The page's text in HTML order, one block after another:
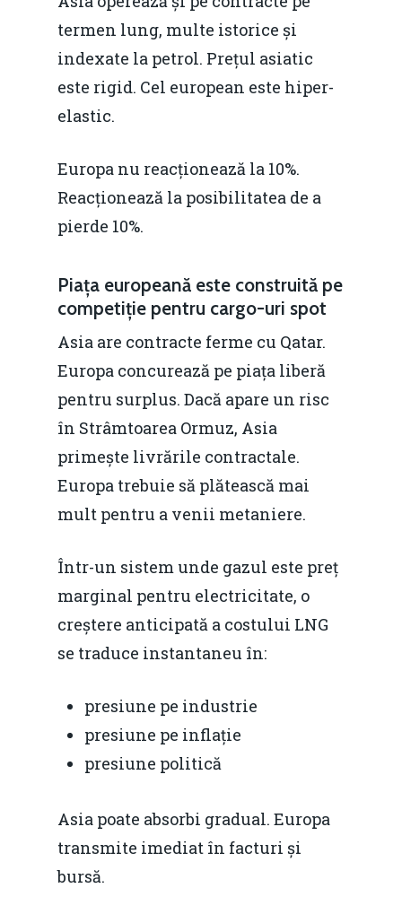
termen lung, multe istorice și
indexate la petrol. Prețul asiatic
este rigid. Cel european este hiper-
elastic.
Europa nu reacționează la 10%.
Reacționează la posibilitatea de a
pierde 10%.
Piața europeană este construită pe
competiție pentru cargo-uri spot
Asia are contracte ferme cu Qatar.
Europa concurează pe piața liberă
pentru surplus. Dacă apare un risc
în Strâmtoarea Ormuz, Asia
primește livrările contractale.
Europa trebuie să plătească mai
mult pentru a venii metaniere.
Într-un sistem unde gazul este preț
marginal pentru electricitate, o
creștere anticipată a costului LNG
se traduce instantaneu în:
presiune pe industrie
presiune pe inflație
presiune politică
Asia poate absorbi gradual. Europa
transmite imediat în facturi și
bursă.